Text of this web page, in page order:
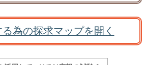
為の探求マップを開く